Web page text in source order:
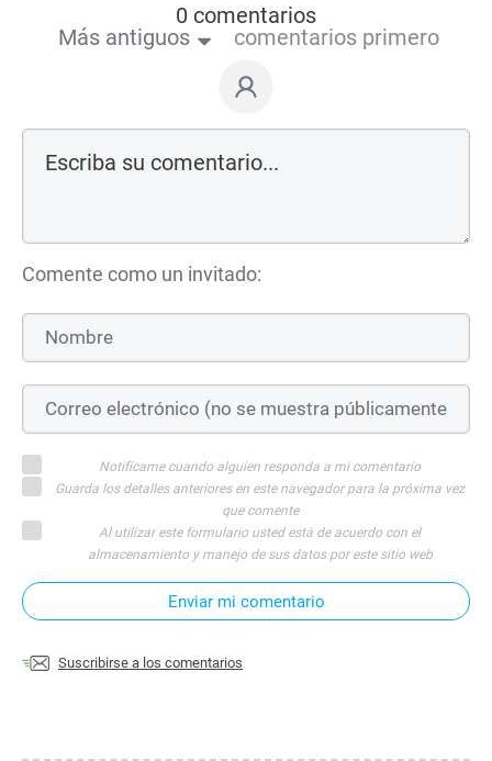
0 comentarios
Más antiguos
comentarios primero
Comente como un invitado:
Notifícame cuando alguien responda a mi comentario
Guarda los detalles anteriores en este navegador para la próxima vez
que comente
Al utilizar este formulario usted está de acuerdo con el
almacenamiento y manejo de sus datos por este sitio web
Enviar mi comentario
Suscribirse a los comentarios